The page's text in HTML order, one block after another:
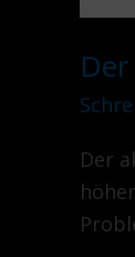
Der